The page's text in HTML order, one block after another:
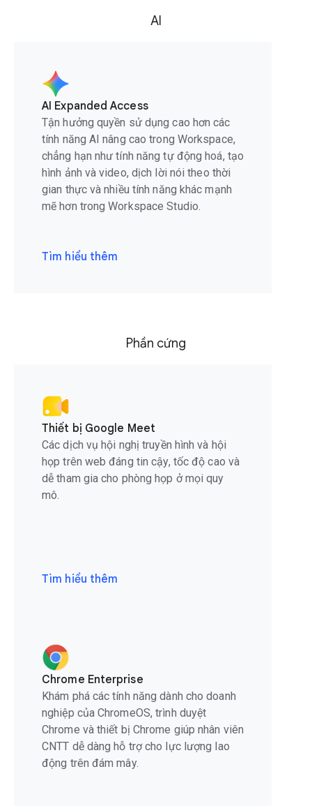
AI
AI Expanded Access
Tận hưởng quyền sử dụng cao hơn các
tính năng AI nâng cao trong Workspace,
chẳng hạn như tính năng tự động hoá, tạo
hình ảnh và video, dịch lời nói theo thời
gian thực và nhiều tính năng khác mạnh
mẽ hơn trong Workspace Studio.
Tìm hiểu thêm
Phần cứng
Thiết bị Google Meet
Các dịch vụ hội nghị truyền hình và hội
họp trên web đáng tin cậy, tốc độ cao và
dễ tham gia cho phòng họp ở mọi quy
mô.
Tìm hiểu thêm
Chrome Enterprise
Khám phá các tính năng dành cho doanh
nghiệp của ChromeOS, trình duyệt
Chrome và thiết bị Chrome giúp nhân viên
CNTT dễ dàng hỗ trợ cho lực lượng lao
động trên đám mây.